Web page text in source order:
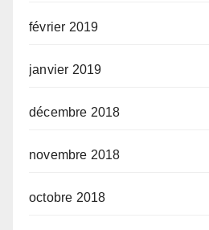
février 2019
janvier 2019
décembre 2018
novembre 2018
octobre 2018